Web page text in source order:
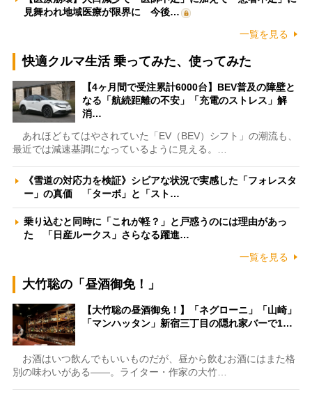
見舞われ地域医療が限界に 今後…
一覧を見る
快適クルマ生活 乗ってみた、使ってみた
【4ヶ月間で受注累計6000台】BEV普及の障壁と
なる「航続距離の不安」「充電のストレス」解
消…
あれほどもてはやされていた「EV（BEV）シフト」の潮流も、
最近では減速基調になっているように見える。…
《雪道の対応力を検証》シビアな状況で実感した「フォレスタ
ー」の真価 「ターボ」と「スト…
乗り込むと同時に「これが軽？」と戸惑うのには理由があっ
た 「日産ルークス」さらなる躍進…
一覧を見る
大竹聡の「昼酒御免！」
【大竹聡の昼酒御免！】「ネグローニ」「山崎」
「マンハッタン」新宿三丁目の隠れ家バーで1…
お酒はいつ飲んでもいいものだが、昼から飲むお酒にはまた格
別の味わいがある――。ライター・作家の大竹…